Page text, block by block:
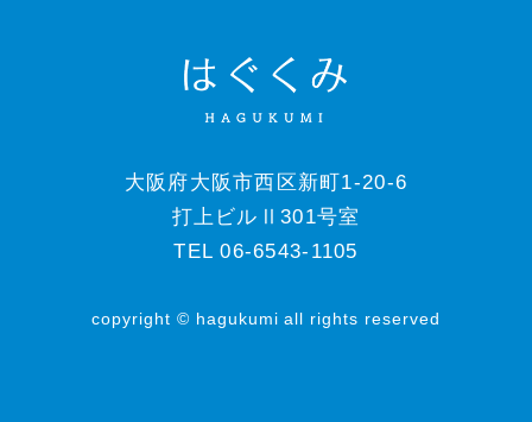
大阪府大阪市西区新町1-20-6
打上ビルⅡ301号室
TEL 06-6543-1105
copyright © hagukumi all rights reserved